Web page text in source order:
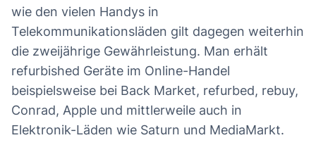
wie den vielen Handys in
Telekommunikationsläden gilt dagegen weiterhin
die zweijährige Gewährleistung. Man erhält
refurbished Geräte im Online-Handel
beispielsweise bei Back Market, refurbed, rebuy,
Conrad, Apple und mittlerweile auch in
Elektronik-Läden wie Saturn und MediaMarkt.